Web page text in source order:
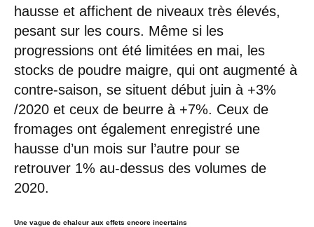
hausse et affichent de niveaux très élevés,
pesant sur les cours. Même si les
progressions ont été limitées en mai, les
stocks de poudre maigre, qui ont augmenté à
contre-saison, se situent début juin à +3%
/2020 et ceux de beurre à +7%. Ceux de
fromages ont également enregistré une
hausse d’un mois sur l’autre pour se
retrouver 1% au-dessus des volumes de
2020.
Une vague de chaleur aux effets encore incertains